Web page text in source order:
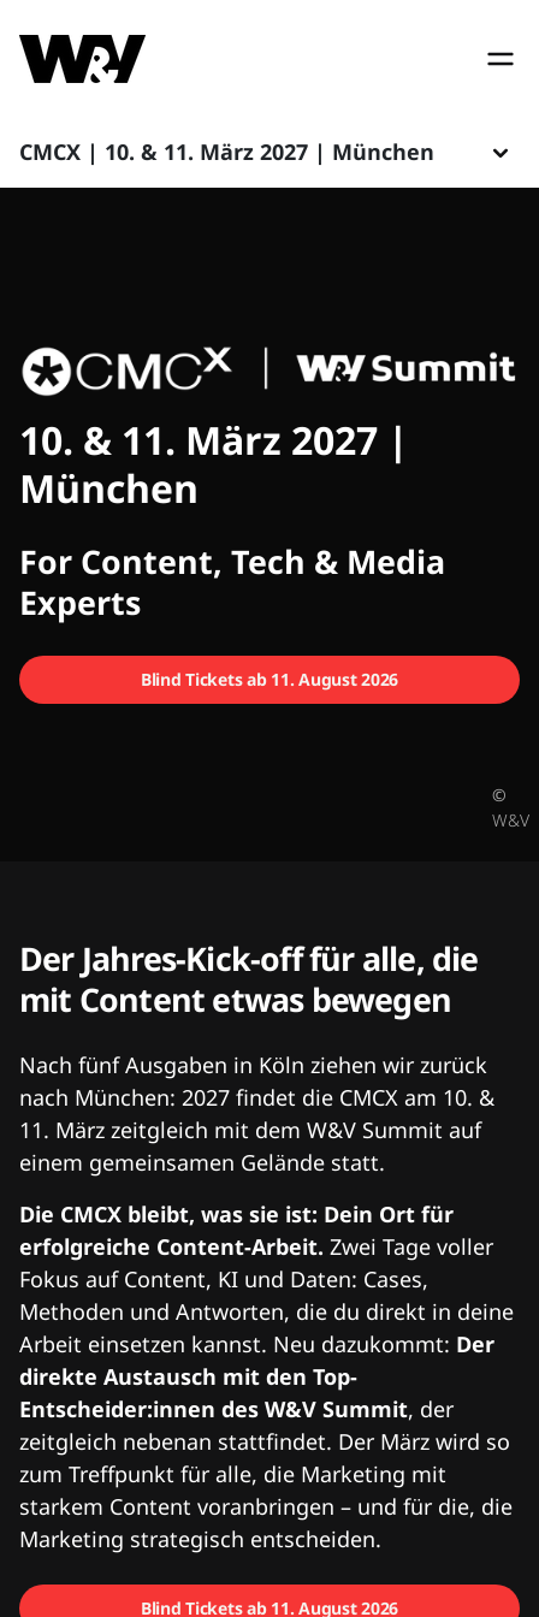
CMCX | 10. & 11. März 2027 | München
CMCX
10. & 11. März 2027 |
München
For Content, Tech & Media
Experts
Blind Tickets ab 11. August 2026
©
W&V
Der Jahres-Kick-off für alle, die
mit Content etwas bewegen
Nach fünf Ausgaben in Köln ziehen wir zurück
nach München: 2027 findet die CMCX am 10. &
11. März zeitgleich mit dem W&V Summit auf
einem gemeinsamen Gelände statt.
Die CMCX bleibt, was sie ist: Dein Ort für
erfolgreiche Content-Arbeit. Zwei Tage voller
Fokus auf Content, KI und Daten: Cases,
Methoden und Antworten, die du direkt in deine
Arbeit einsetzen kannst. Neu dazukommt: Der
direkte Austausch mit den Top-
Entscheider:innen des W&V Summit, der
zeitgleich nebenan stattfindet. Der März wird so
zum Treffpunkt für alle, die Marketing mit
starkem Content voranbringen – und für die, die
Marketing strategisch entscheiden.
Blind Tickets ab 11. August 2026